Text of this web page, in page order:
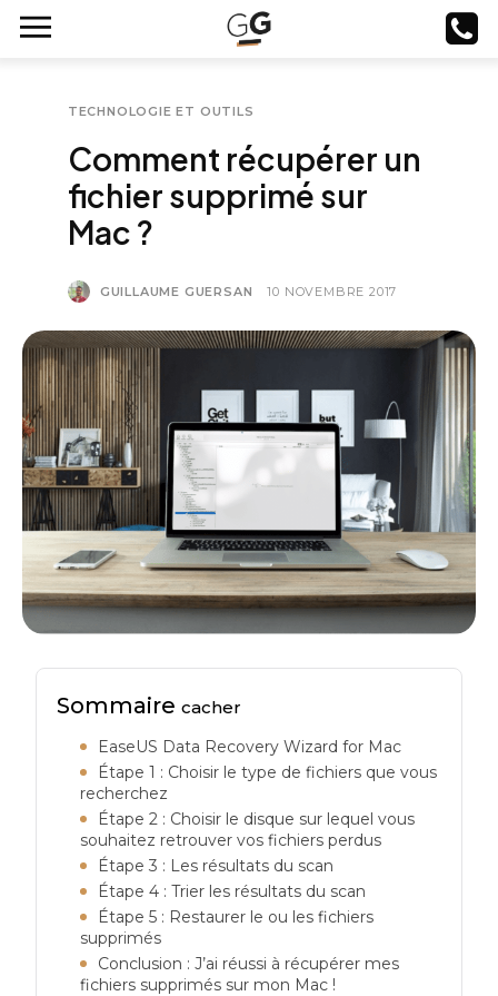
TECHNOLOGIE ET OUTILS
Comment récupérer un
fichier supprimé sur
Mac ?
GUILLAUME GUERSAN 10 NOVEMBRE 2017
Sommairecacher
EaseUS Data Recovery Wizard for Mac
Étape 1 : Choisir le type de fichiers que vous
recherchez
Étape 2 : Choisir le disque sur lequel vous
souhaitez retrouver vos fichiers perdus
Étape 3 : Les résultats du scan
Étape 4 : Trier les résultats du scan
Étape 5 : Restaurer le ou les fichiers
supprimés
Conclusion : J’ai réussi à récupérer mes
fichiers supprimés sur mon Mac !